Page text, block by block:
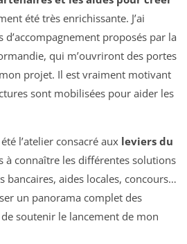
été très enrichissante. J’ai
proposés par la
qui m’ouvriront des portes
projet. Il est vraiment motivant
sont mobilisées pour aider les
l’atelier consacré aux leviers du
à connaître les différentes solutions
bancaires, aides locales, concours…
un panorama complet des
soutenir le lancement de mon